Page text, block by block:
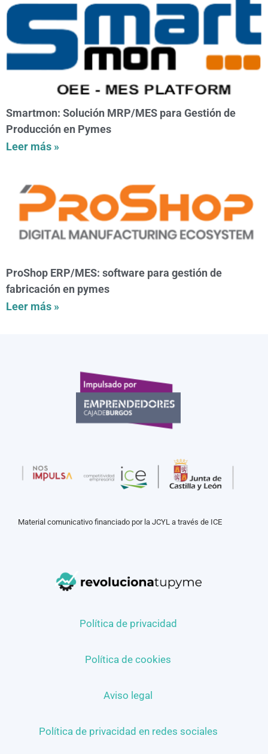
Smartmon: Solución MRP/MES para Gestión de
Producción en Pymes
Leer más »
ProShop ERP/MES: software para gestión de
fabricación en pymes
Leer más »
Material comunicativo financiado por la JCYL a través de ICE
Política de privacidad
Política de cookies
Aviso legal
Política de privacidad en redes sociales